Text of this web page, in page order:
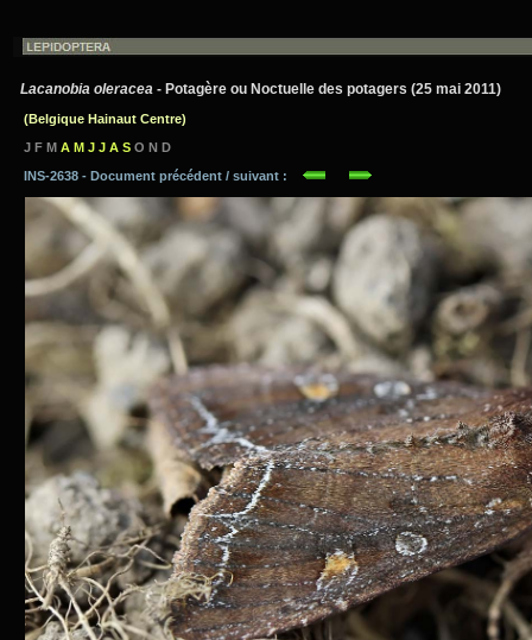
Lacanobia oleracea - Potagère ou Noctuelle des potagers (25 mai 2011)
(Belgique Hainaut Centre)
J F M A M J J A S O N D
INS-2638 - Document précédent / suivant :